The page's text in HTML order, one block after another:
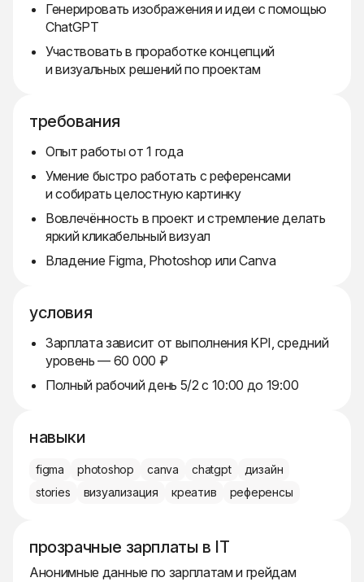
Генерировать изображения и идеи с помощью
ChatGPT
Участвовать в проработке концепций
и визуальных решений по проектам
требования
Опыт работы от 1 года
Умение быстро работать с референсами
и собирать целостную картинку
Вовлечённость в проект и стремление делать
яркий кликабельный визуал
Владение Figma, Photoshop или Canva
условия
Зарплата зависит от выполнения KPI, средний
уровень — 60 000 ₽
Полный рабочий день 5/2 с 10:00 до 19:00
навыки
figma photoshop canva chatgpt
дизайн
stories
визуализация креатив референсы
прозрачные зарплаты в IT
Анонимные данные по зарплатам и грейдам